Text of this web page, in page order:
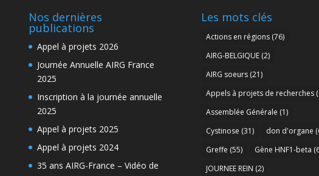
Nos dernières
publications
Appel à projets 2026
Journée Annuelle AIRG France
2025
Inscription à la journée annuelle
2025
Appel à projets 2025
Appel à projets 2024
35 ans AIRG-France – Vidéo de
Les mots clés
Actions en régions(76)
AIRG-BELGIQUE(2)
AIRG soeurs(21)
Appels à projets de recherches
Assemblée Générale (1)
Cystinose (31) don d'organe
Greffe (55) Gène HNF1-beta
JOURNEE REIN (2)